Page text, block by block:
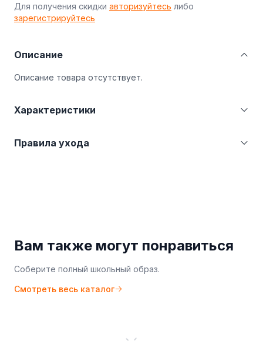
Для получения скидки авторизуйтесь либо
зарегистрируйтесь
Описание
Описание товара отсутствует.
Характеристики
Категория
Жилетки
Правила ухода
Вам также могут понравиться
Соберите полный школьный образ.
Смотреть весь каталог